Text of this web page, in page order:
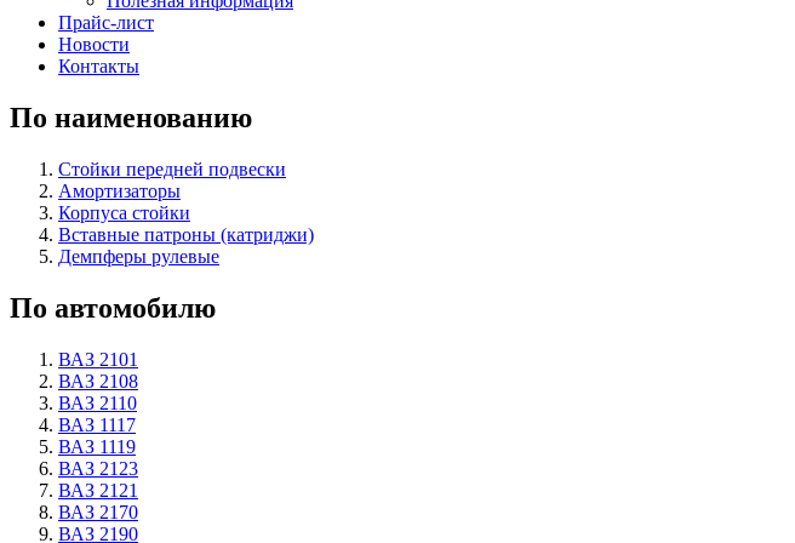
Прайс-лист
Новости
Контакты
По наименованию
Стойки передней подвески
Амортизаторы
Корпуса стойки
Вставные патроны (катриджи)
Демпферы рулевые
По автомобилю
ВАЗ 2101
ВАЗ 2108
ВАЗ 2110
ВАЗ 1117
ВАЗ 1119
ВАЗ 2123
ВАЗ 2121
ВАЗ 2170
ВАЗ 2190